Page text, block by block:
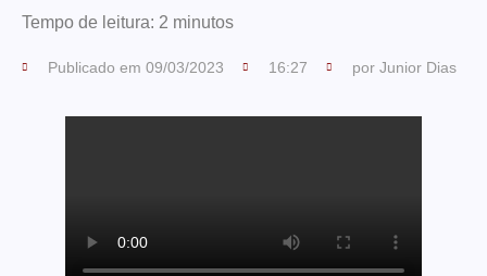
Tempo de leitura: 2 minutos
Publicado em 09/03/2023 16:27 por Junior Dias